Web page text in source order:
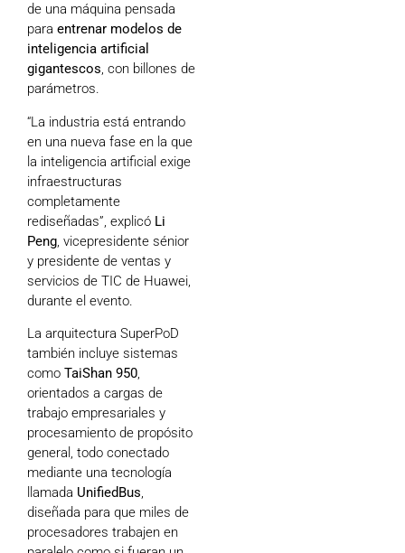
de una máquina pensada
para entrenar modelos de
inteligencia artificial
gigantescos, con billones de
parámetros.
“La industria está entrando
en una nueva fase en la que
la inteligencia artificial exige
infraestructuras
completamente
rediseñadas”, explicó Li
Peng, vicepresidente sénior
y presidente de ventas y
servicios de TIC de Huawei,
durante el evento.
La arquitectura SuperPoD
también incluye sistemas
como TaiShan 950,
orientados a cargas de
trabajo empresariales y
procesamiento de propósito
general, todo conectado
mediante una tecnología
llamada UnifiedBus,
diseñada para que miles de
procesadores trabajen en